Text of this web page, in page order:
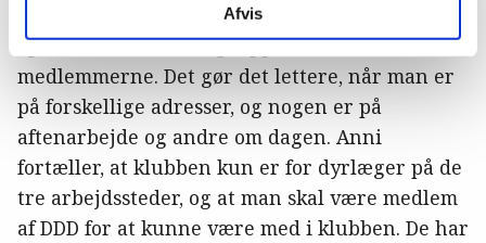
Afvis
For at lette kommunikationen har klubben
oprettet en Facebookgruppe for alle
medlemmerne. Det gør det lettere, når man er
på forskellige adresser, og nogen er på
aftenarbejde og andre om dagen. Anni
fortæller, at klubben kun er for dyrlæger på de
tre arbejdssteder, og at man skal være medlem
af DDD for at kunne være med i klubben. De har